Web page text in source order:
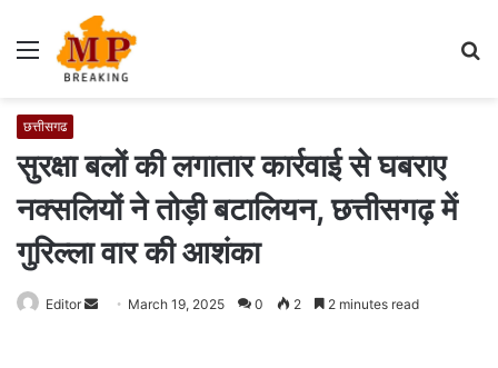
Menu
छत्तीसगढ
सुरक्षा बलों की लगातार कार्रवाई से घबराए
नक्सलियों ने तोड़ी बटालियन, छत्तीसगढ़ में
गुरिल्ला वार की आशंका
Editor March 19, 2025 0 2 2 minutes read